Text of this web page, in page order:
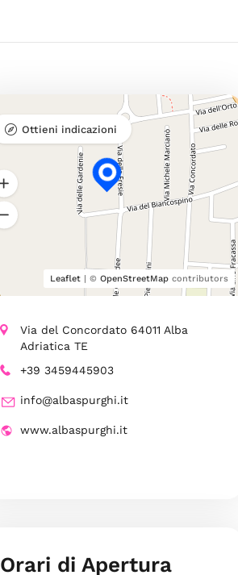
Leaflet| © OpenStreetMapcontributors
Ottieni indicazioni
Via del Concordato 64011 Alba
Adriatica TE
+39 3459445903
info@albaspurghi.it
www.albaspurghi.it
Orari di Apertura